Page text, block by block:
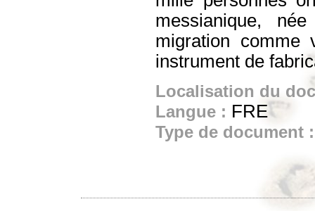
messianique,
migration comme
instrument de
Localisation du
Langue : FRE
Type de document